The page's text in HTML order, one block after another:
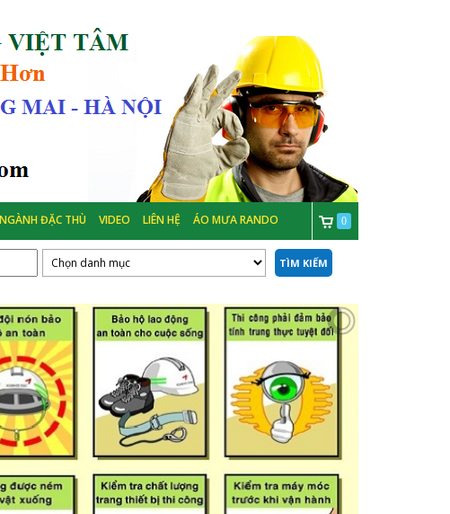
NGÀNH ĐẶC THÙ VIDEO LIÊN HỆ ÁO MƯA RANDO 0
TÌM KIẾM